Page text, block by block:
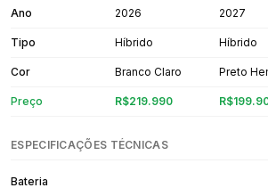
Ano 2026 2027
Tipo Híbrido Híbrido
Cor Branco Claro Preto
Preço R$219.990
ESPECIFICAÇÕES TÉCNICAS
Bateria